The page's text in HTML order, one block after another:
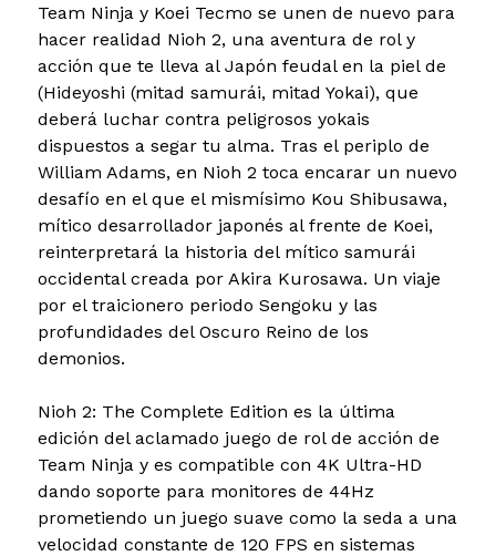
Team Ninja y Koei Tecmo se unen de nuevo para
hacer realidad Nioh 2, una aventura de rol y
acción que te lleva al Japón feudal en la piel de
(Hideyoshi (mitad samurái, mitad Yokai), que
deberá luchar contra peligrosos yokais
dispuestos a segar tu alma. Tras el periplo de
William Adams, en Nioh 2 toca encarar un nuevo
desafío en el que el mismísimo Kou Shibusawa,
mítico desarrollador japonés al frente de Koei,
reinterpretará la historia del mítico samurái
occidental creada por Akira Kurosawa. Un viaje
por el traicionero periodo Sengoku y las
profundidades del Oscuro Reino de los
demonios.
Nioh 2: The Complete Edition es la última
edición del aclamado juego de rol de acción de
Team Ninja y es compatible con 4K Ultra-HD
dando soporte para monitores de 44Hz
prometiendo un juego suave como la seda a una
velocidad constante de 120 FPS en sistemas